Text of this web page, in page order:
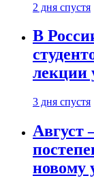
2 дня спустя
В
лекции
3 дня спустя
Август
новому